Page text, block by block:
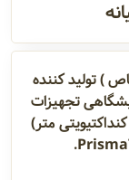
) تولید کننده
تجهیزات
متر)
.